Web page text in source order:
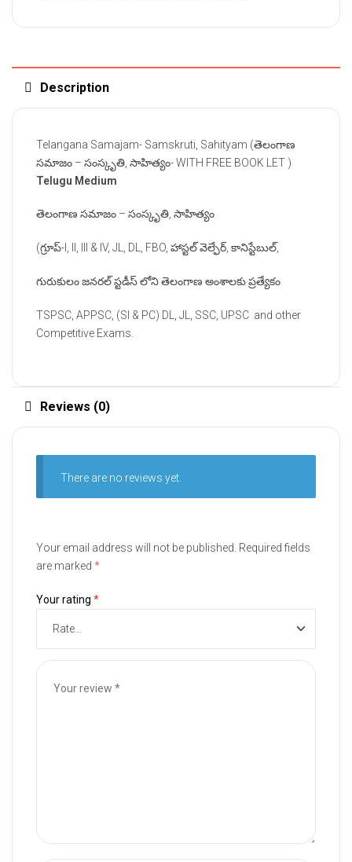
Description
Telangana Samajam- Samskruti, Sahityam (తెలంగాణ
సమాజం – సంస్కృతి, సాహిత్యం- WITH FREE BOOK LET )
Telugu Medium
తెలంగాణ సమాజం – సంస్కృతి, సాహిత్యం
(గ్రూప్-I, II, III & IV, JL, DL, FBO, హాస్టల్ వెల్ఫేర్, కానిస్టేబుల్,
గురుకులం జనరల్ స్టడీస్ లోని తెలంగాణ అంశాలకు ప్రత్యేకం
TSPSC, APPSC, (SI & PC) DL, JL, SSC, UPSC and other
Competitive Exams.
Reviews (0)
There are no reviews yet.
Your email address will not be published. Required fields
are marked *
Your rating *